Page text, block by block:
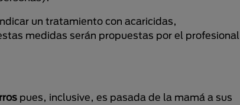
un tratamiento con acaricidas,
medidas serán propuestas por el profesional
pues, inclusive, es pasada de la mamá a sus